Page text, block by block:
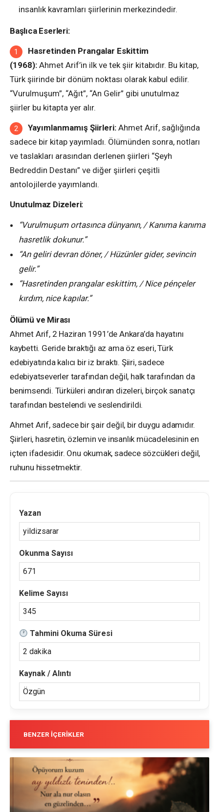
insanlık kavramları şiirlerinin merkezindedir.
Başlıca Eserleri:
Hasretinden Prangalar Eskittim
(1968): Ahmet Arif’in ilk ve tek şiir kitabıdır. Bu kitap,
Türk şiirinde bir dönüm noktası olarak kabul edilir.
“Vurulmuşum”, “Ağıt”, “An Gelir” gibi unutulmaz
şiirler bu kitapta yer alır.
Yayımlanmamış Şiirleri: Ahmet Arif, sağlığında
sadece bir kitap yayımladı. Ölümünden sonra, notları
ve taslakları arasından derlenen şiirleri “Şeyh
Bedreddin Destanı” ve diğer şiirleri çeşitli
antolojilerde yayımlandı.
Unutulmaz Dizeleri:
“Vurulmuşum ortasınca dünyanın, / Kanıma kanıma
hasretlik dokunur.”
“An geliri devran döner, / Hüzünler gider, sevincin
gelir.”
“Hasretinden prangalar eskittim, / Nice pénçeler
kırdım, nice kapılar.”
Ölümü ve Mirası
Ahmet Arif, 2 Haziran 1991’de Ankara’da hayatını
kaybetti. Geride bıraktığı az ama öz eseri, Türk
edebiyatında kalıcı bir iz bıraktı. Şiiri, sadece
edebiyatseverler tarafından değil, halk tarafından da
benimsendi. Türküleri andıran dizeleri, birçok sanatçı
tarafından bestelendi ve seslendirildi.
Ahmet Arif, sadece bir şair değil, bir duygu adamıdır.
Şiirleri, hasretin, özlemin ve insanlık mücadelesinin en
içten ifadesidir. Onu okumak, sadece sözcükleri değil,
ruhunu hissetmektir.
Yazan
yildizsarar
Okunma Sayısı
671
Kelime Sayısı
345
Tahmini Okuma Süresi
2 dakika
Kaynak / Alıntı
Özgün
BENZER İÇERIKLER